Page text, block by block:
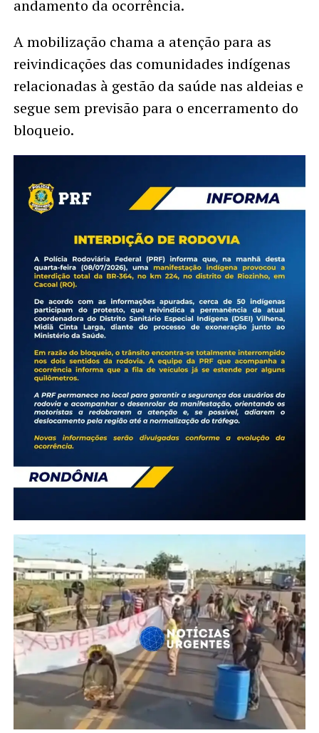
andamento da ocorrência.
A mobilização chama a atenção para as
reivindicações das comunidades indígenas
relacionadas à gestão da saúde nas aldeias e
segue sem previsão para o encerramento do
bloqueio.